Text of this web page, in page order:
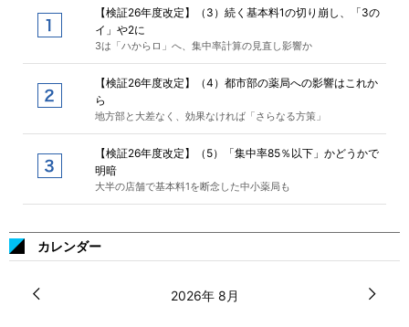
【検証26年度改定】（3）続く基本料1の切り崩し、「3の
イ」や2に
3は「ハからロ」へ、集中率計算の見直し影響か
【検証26年度改定】（4）都市部の薬局への影響はこれか
ら
地方部と大差なく、効果なければ「さらなる方策」
【検証26年度改定】（5）「集中率85％以下」かどうかで
明暗
大半の店舗で基本料1を断念した中小薬局も
カレンダー
2026年 8月